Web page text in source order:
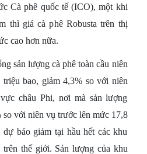
Cà phê quốc tế (ICO), một khi
thì giá cà phê Robusta trên thị
cao hơn nữa.
sản lượng cà phê toàn cầu niên
bao, giảm 4,3% so với niên
châu Phi, nơi mà sản lượng
so với niên vụ trước lên mức 17,8
báo giảm tại hầu hết các khu
thế giới. Sản lượng của khu